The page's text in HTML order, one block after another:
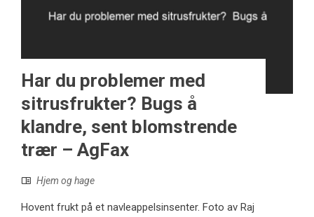
Har du problemer med
sitrusfrukter? Bugs å
klandre, sent blomstrende
trær – AgFax
Hjem og hage
Hovent frukt på et navleappelsinsenter. Foto av Raj